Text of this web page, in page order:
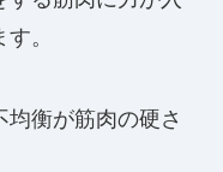
。
衡が筋肉の硬さ